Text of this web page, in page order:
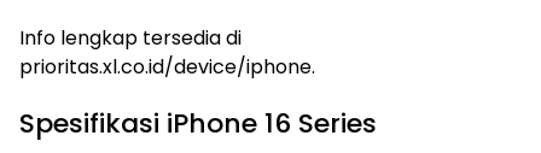
Info lengkap tersedia di
prioritas.xl.co.id/device/iphone.
Spesifikasi iPhone 16 Series